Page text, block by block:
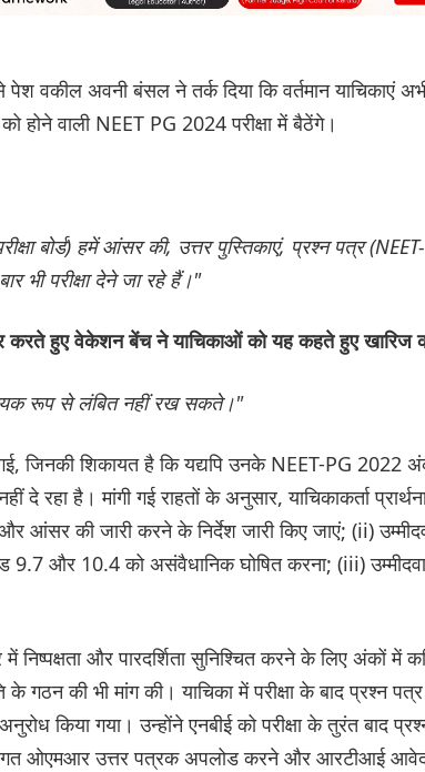
वकील अवनी बंसल ने तर्क दिया कि वर्तमान याचिकाएं
होने वाली NEET PG 2024 परीक्षा में बैठेंगे।
बोर्ड) हमें आंसर की, उत्तर पुस्तिकाएं, प्रश्न पत्र
भी परीक्षा देने जा रहे हैं।"
करते हुए वेकेशन बेंच ने याचिकाओं को यह कहते हुए खारिज
रूप से लंबित नहीं रख सकते।"
गई, जिनकी शिकायत है कि यद्यपि उनके NEET-PG 2022
दे रहा है। मांगी गई राहतों के अनुसार, याचिकाकर्ता
आंसर की जारी करने के निर्देश जारी किए जाएं; (ii)
और 10.4 को असंवैधानिक घोषित करना; (iii)
निष्पक्षता और पारदर्शिता सुनिश्चित करने के लिए अंकों में
के गठन की भी मांग की। याचिका में परीक्षा के बाद
किया गया। उन्होंने एनबीई को परीक्षा के तुरंत बाद
ओएमआर उत्तर पत्रक अपलोड करने और आरटीआई आवेदन